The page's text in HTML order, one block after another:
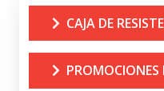
CAJA DE